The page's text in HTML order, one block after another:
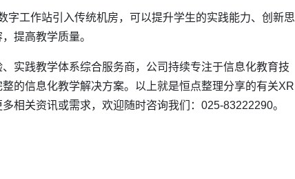
工作站引入传统机房，可以提升学生的实践能力、创新思
提高教学质量。
践教学体系综合服务商，公司持续专注于信息化教育技
的信息化教学解决方案。以上就是恒点整理分享的有关XR
相关资讯或需求，欢迎随时咨询我们：025-83222290。